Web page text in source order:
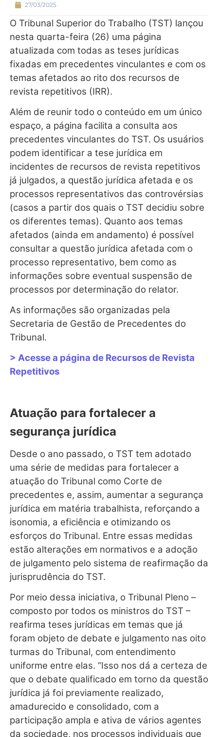
27/03/2025
O Tribunal Superior do Trabalho (TST) lançou
nesta quarta-feira (26) uma página
atualizada com todas as teses jurídicas
fixadas em precedentes vinculantes e com os
temas afetados ao rito dos recursos de
revista repetitivos (IRR).
Além de reunir todo o conteúdo em um único
espaço, a página facilita a consulta aos
precedentes vinculantes do TST. Os usuários
podem identificar a tese jurídica em
incidentes de recursos de revista repetitivos
já julgados, a questão jurídica afetada e os
processos representativos das controvérsias
(casos a partir dos quais o TST decidiu sobre
os diferentes temas). Quanto aos temas
afetados (ainda em andamento) é possível
consultar a questão jurídica afetada com o
processo representativo, bem como as
informações sobre eventual suspensão de
processos por determinação do relator.
As informações são organizadas pela
Secretaria de Gestão de Precedentes do
Tribunal.
> Acesse a página de Recursos de Revista
Repetitivos
Atuação para fortalecer a
segurança jurídica
Desde o ano passado, o TST tem adotado
uma série de medidas para fortalecer a
atuação do Tribunal como Corte de
precedentes e, assim, aumentar a segurança
jurídica em matéria trabalhista, reforçando a
isonomia, a eficiência e otimizando os
esforços do Tribunal. Entre essas medidas
estão alterações em normativos e a adoção
de julgamento pelo sistema de reafirmação da
jurisprudência do TST.
Por meio dessa iniciativa, o Tribunal Pleno –
composto por todos os ministros do TST –
reafirma teses jurídicas em temas que já
foram objeto de debate e julgamento nas oito
turmas do Tribunal, com entendimento
uniforme entre elas. “Isso nos dá a certeza de
que o debate qualificado em torno da questão
jurídica já foi previamente realizado,
amadurecido e consolidado, com a
participação ampla e ativa de vários agentes
da sociedade, nos processos individuais que